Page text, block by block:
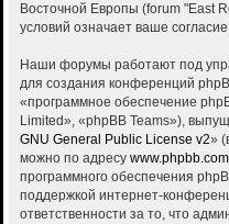
Восточной Европы (forum "East
условий означает ваше
Наши форумы работают под
для создания конференций
«программное обеспечение
Limited», «phpBB Teams»),
GNU General Public License v2»
можно по адресу www.phpbb.com
программного обеспечения
поддержкой интернет-
ответственности за то, что